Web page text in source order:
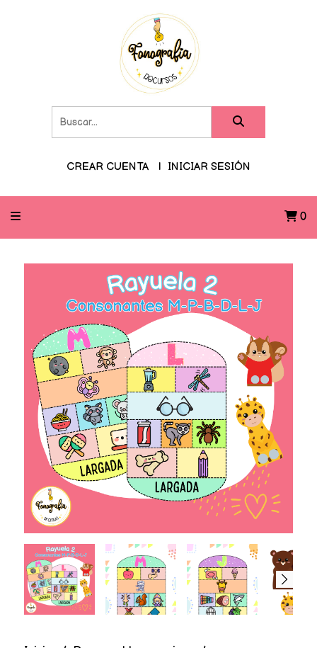
CREAR CUENTA INICIAR SESIÓN
0